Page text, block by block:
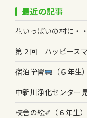
最近の記事
花いっぱいの村に・
第２回 ハッピース
宿泊学習
（６年生）
中新川浄化センター
校舎の絵✐（６年生）